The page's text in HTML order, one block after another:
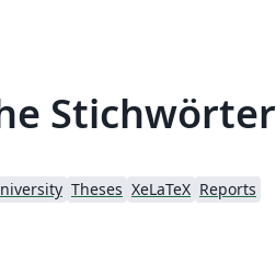
Stichwörter
Theses XeLaTeX Reports